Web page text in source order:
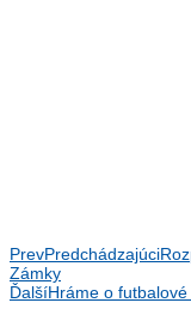
PrevPredchádzajúci
Zámky
ĎalšíHráme o